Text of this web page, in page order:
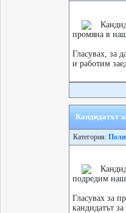
промяна в
Гласувах, за
и работим
Кандидатът
Категория:
подредим
Гласувах за
кандидатът